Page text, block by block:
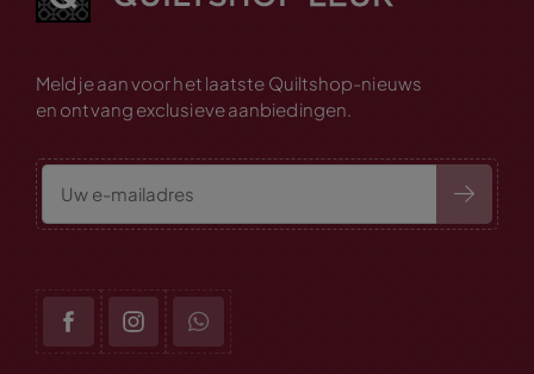
Meld je aan voor het laatste Quiltshop-nieuws
en ontvang exclusieve aanbiedingen.